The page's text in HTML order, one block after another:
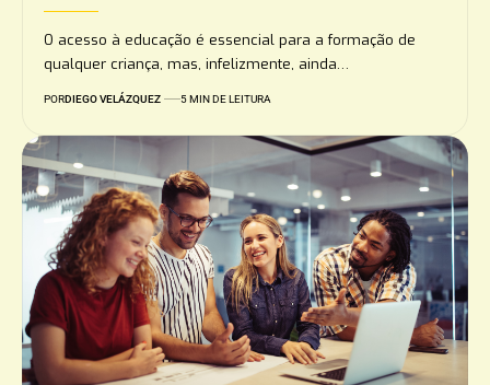
O acesso à educação é essencial para a formação de
qualquer criança, mas, infelizmente, ainda…
PORDIEGO VELÁZQUEZ 5 MIN DE LEITURA